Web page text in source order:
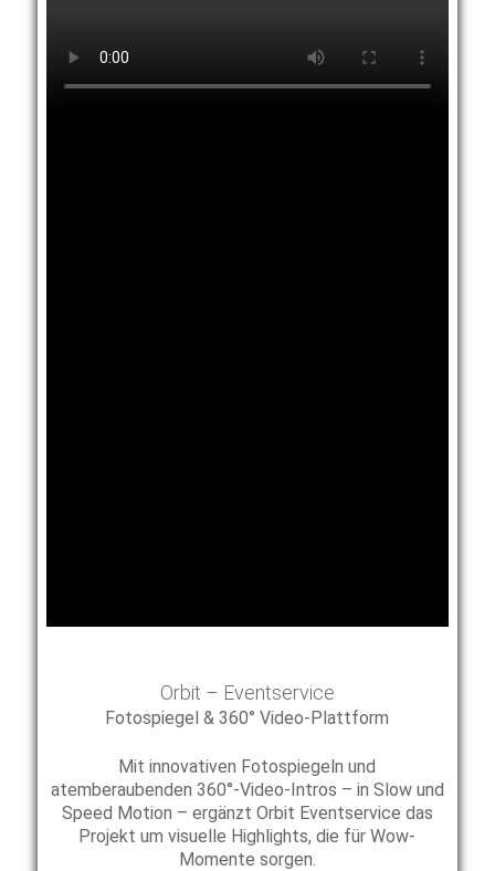
Orbit – Eventservice
Fotospiegel & 360° Video-Plattform
Mit innovativen Fotospiegeln und
atemberaubenden 360°-Video-Intros – in Slow und
Speed Motion – ergänzt Orbit Eventservice das
Projekt um visuelle Highlights, die für Wow-
Momente sorgen.